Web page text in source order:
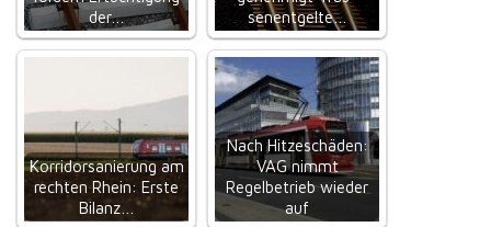
der…
senent­gel­te…
Korridorsanierung am
rechten Rhein: Erste
Bilanz…
Nach Hitzeschäden:
VAG nimmt
Regelbetrieb wieder
auf